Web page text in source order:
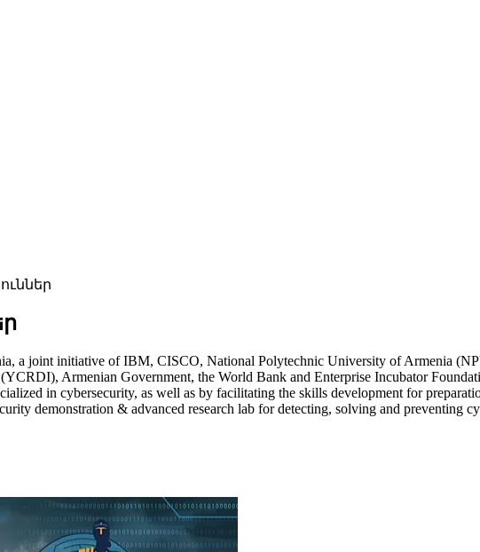
a joint initiative of IBM, CISCO, National Polytechnic University of Armenia
Armenian Government, the World Bank and Enterprise Incubator
in cybersecurity, as well as by facilitating the skills development for
demonstration & advanced research lab for detecting, solving and preventing